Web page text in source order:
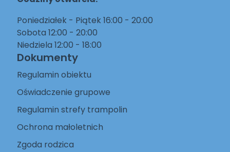
Poniedziałek - Piątek 16:00 - 20:00
Sobota 12:00 - 20:00
Niedziela 12:00 - 18:00
Dokumenty
Regulamin obiektu
Oświadczenie grupowe
Regulamin strefy trampolin
Ochrona małoletnich
Zgoda rodzica